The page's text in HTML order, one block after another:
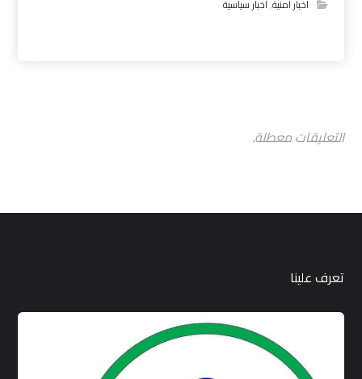
اخبار امنية,اخبار سياسية
التعليقات معطلة.
تعرف علينا